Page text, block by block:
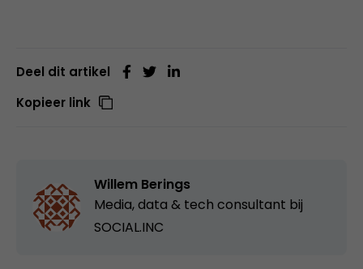
Deel dit artikel
Kopieer link
Willem Berings
Media, data & tech consultant bij
SOCIAL.INC